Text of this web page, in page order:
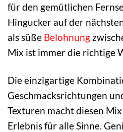
für den gemütlichen
Hingucker auf der
als süße Belohnung
Mix ist immer die richtige
Die einzigartige
Geschmacksrichtungen
Texturen macht diesen
Erlebnis für alle Sinne.